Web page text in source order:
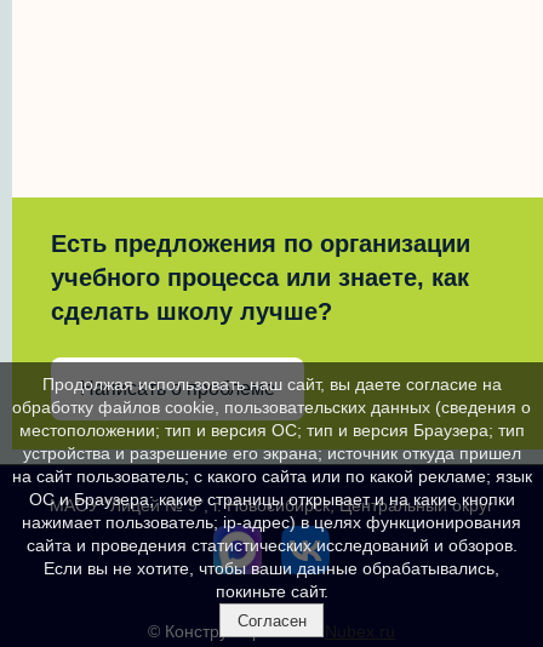
Есть предложения по организации
учебного процесса или знаете, как
сделать школу лучше?
Написать о проблеме
МАОУ "Лицей № 9", г. Новосибирск, Центральный округ
© Конструктор сайтов
Продолжая использовать наш сайт, вы даете согласие на
обработку файлов cookie, пользовательских данных (сведения о
местоположении; тип и версия ОС; тип и версия Браузера; тип
устройства и разрешение его экрана; источник откуда пришел
на сайт пользователь; с какого сайта или по какой рекламе; язык
ОС и Браузера; какие страницы открывает и на какие кнопки
нажимает пользователь; ip-адрес) в целях функционирования
сайта и проведения статистических исследований и обзоров.
Если вы не хотите, чтобы ваши данные обрабатывались,
покиньте сайт.
Согласен